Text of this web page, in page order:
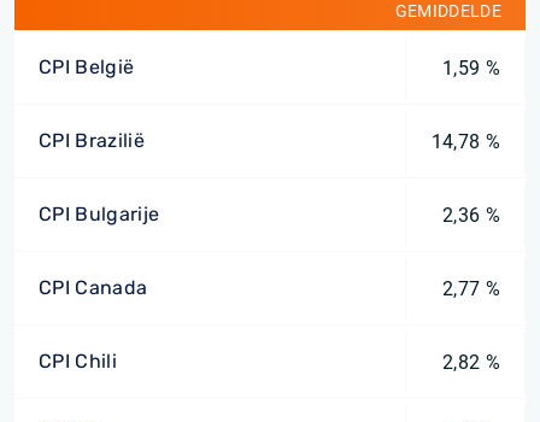
GEMIDDELDE
CPI België 1,59 %
CPI Brazilië 14,78 %
CPI Bulgarije 2,36 %
CPI Canada 2,77 %
CPI Chili 2,82 %